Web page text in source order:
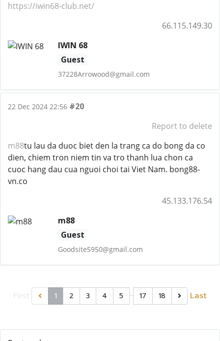
https://iwin68-club.net/
66.115.149.30
IWIN 68
Guest
37228Arrowood@gmail.com
22 Dec 2024 22:56 #20
Report to delete
m88tu lau da duoc biet den la trang ca do bong da co
dien, chiem tron niem tin va tro thanh lua chon ca
cuoc hang dau cua nguoi choi tai Viet Nam. bong88-
vn.co
45.133.176.54
m88
Guest
Goodsite5950@gmail.com
1 2 3 4 5 … 17 18 Last